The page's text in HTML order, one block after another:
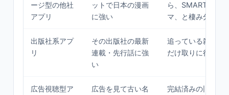
ージ型の他社
アプリ
ットで日本の漫画
に強い
ら、SMARTOON
マ、と棲み分け
出版社系アプ
リ
その出版社の最新
連載・先行話に強
い
追っている雑誌作
だけ取りに行く用
広告視聴型ア
広告を見て古い名
完結済みの旧作の